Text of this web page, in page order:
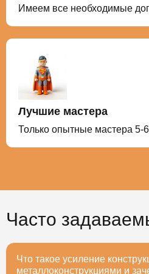
Имеем все необходимые
Лучшие мастера
Только опытные мастера 5-
Часто
Что такое усиление
металлоконструкциями и